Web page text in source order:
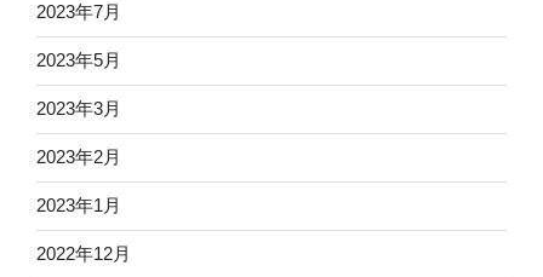
2023年7月
2023年5月
2023年3月
2023年2月
2023年1月
2022年12月